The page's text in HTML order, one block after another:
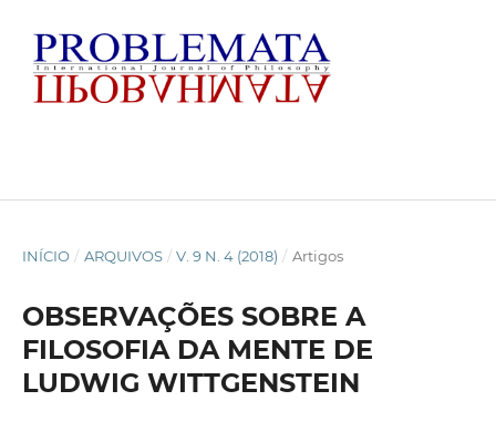
INÍCIO / ARQUIVOS / V. 9 N. 4 (2018) / Artigos
OBSERVAÇÕES SOBRE A
FILOSOFIA DA MENTE DE
LUDWIG WITTGENSTEIN